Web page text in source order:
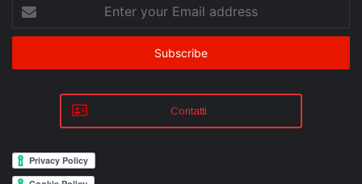
your
Email
Contatti